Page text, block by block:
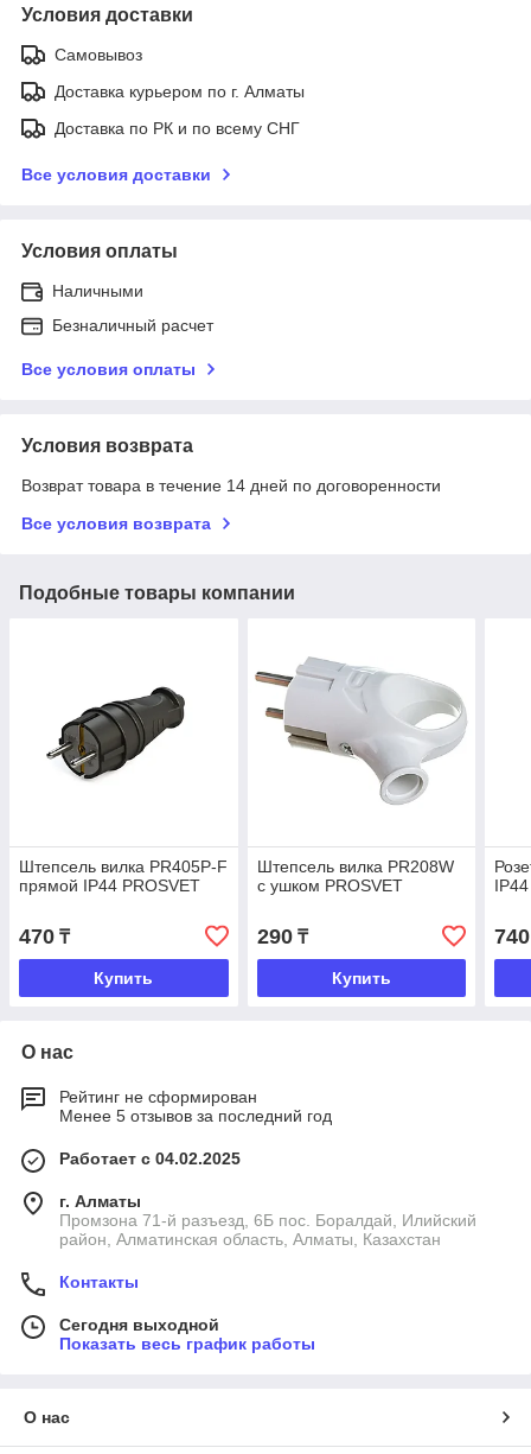
Условия доставки
Самовывоз
Доставка курьером по г. Алматы
Доставка по РК и по всему СНГ
Все условия доставки
Условия оплаты
Наличными
Безналичный расчет
Все условия оплаты
Условия возврата
Возврат товара в течение 14 дней по договоренности
Все условия возврата
Подобные товары компании
Штепсель вилка PR405P-F
прямой IP44 PROSVET
470 ₸
Купить
Штепсель вилка PR208W
с ушком PROSVET
290₸
Купить
740
О нас
Рейтинг не сформирован
Менее 5 отзывов за последний год
Работает с 04.02.2025
г. Алматы
Промзона 71-й разъезд, 6Б пос. Боралдай, Илийский
район, Алматинская область, Алматы, Казахстан
Контакты
Сегодня выходной
Показать весь график работы
О нас